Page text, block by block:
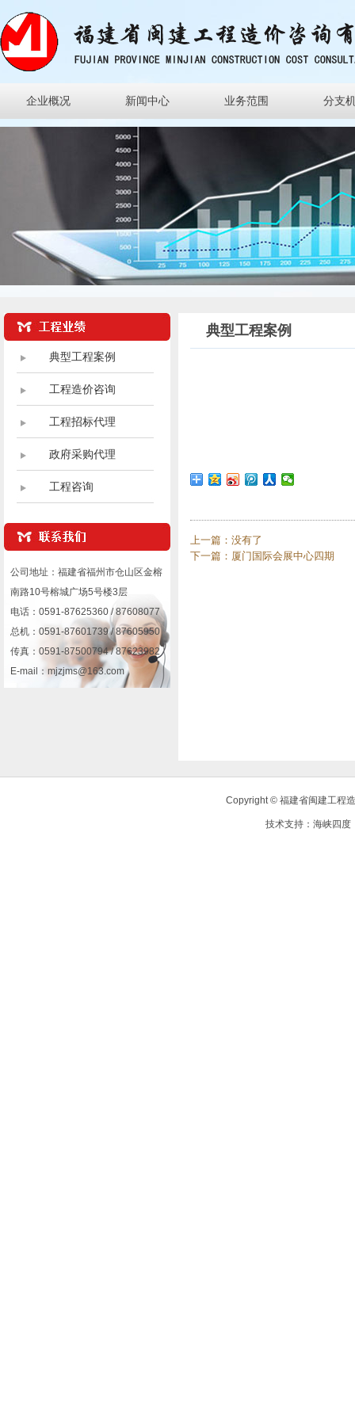
分支
业务范围
新闻中心
企业概况
典型工程案例
工程造价咨询
工程招标代理
政府采购代理
工程咨询
公司地址：福建省福州市仓山区金榕
南路10号榕城广场5号楼3层
电话：0591-87625360 / 87608077
总机：0591-87601739 / 87605950
传真：0591-87500794 / 87623982
E-mail：mjzjms@163.com
典型工程案例
上一篇： 没有了
下一篇： 厦门国际会展中心四期
Copyright © 福建省闽建工程
技术支持：海峡四度